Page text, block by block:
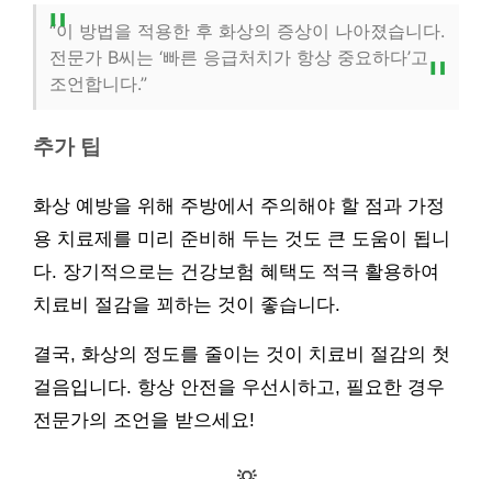
“이 방법을 적용한 후 화상의 증상이 나아졌습니다.
전문가 B씨는 ‘빠른 응급처치가 항상 중요하다’고
조언합니다.”
추가 팁
화상 예방을 위해 주방에서 주의해야 할 점과 가정
용 치료제를 미리 준비해 두는 것도 큰 도움이 됩니
다. 장기적으로는 건강보험 혜택도 적극 활용하여
치료비 절감을 꾀하는 것이 좋습니다.
결국, 화상의 정도를 줄이는 것이 치료비 절감의 첫
걸음입니다. 항상 안전을 우선시하고, 필요한 경우
전문가의 조언을 받으세요!